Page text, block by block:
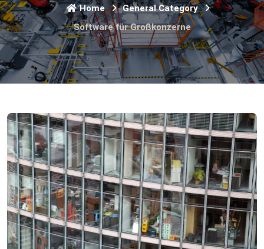
Home
General Category
Software für Großkonzerne